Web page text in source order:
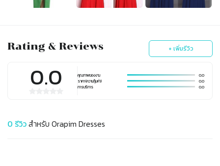
Rating & Reviews + เพิ่มรีวิว
0.0 คุณภาพของงาน
0.0
ราคา (ความคุ้มค่า)
0.0
การบริการ
0.0
0 รีวิวสำหรับ Orapim Dresses